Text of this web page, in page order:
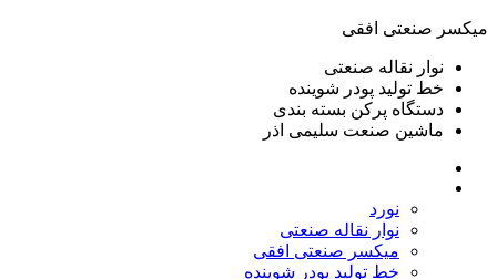
ميكسر صنعتی افقی
نوار نقاله صنعتی
خط تولید پودر شوينده
دستگاه پرکن بسته بندی
ماشين صنعت سليمی اذر
نورد
نوار نقاله صنعتی
ميكسر صنعتی افقی
خط تولید پودر شوينده